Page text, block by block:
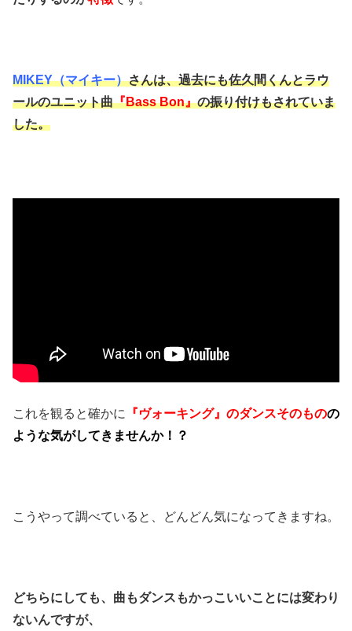
MIKEY（マイキー）さんは、過去にも佐久間くんとラウ
ールのユニット曲『Bass Bon』の振り付けもされていま
した。
これを観ると確かに 『ヴォーキング』のダンスそのものの
ような気がしてきませんか！？
こうやって調べていると、どんどん気になってきますね。
どちらにしても、曲もダンスもかっこいいことには変わり
ないんですが、